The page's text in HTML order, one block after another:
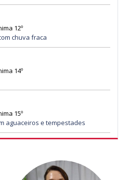
12º
chuva fraca
14º
15º
aguaceiros e tempestades